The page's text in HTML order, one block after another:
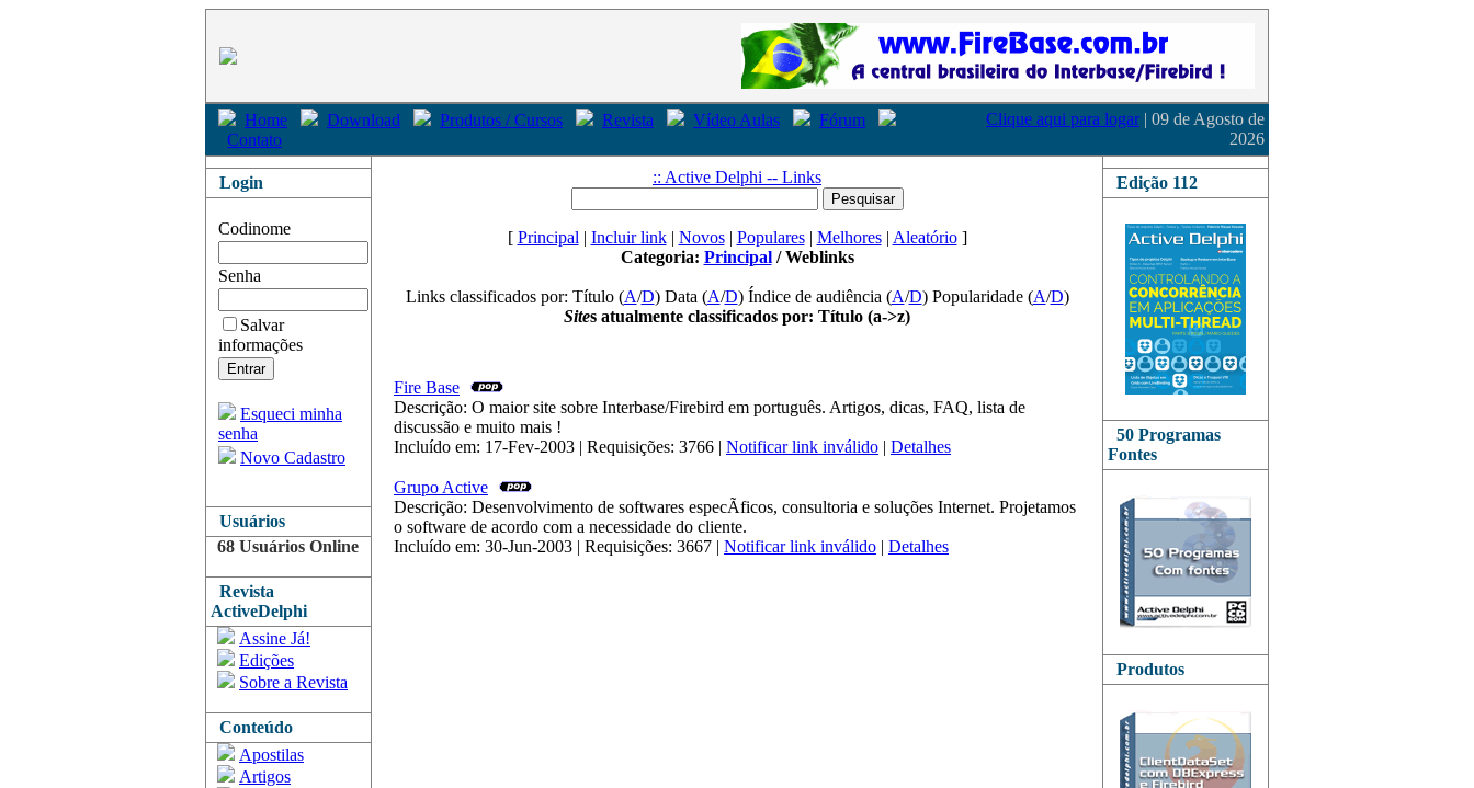
Home Download Produtos / Cursos Revista Vídeo Aulas
Fórum
Contato
Clique aqui para logar | 09 de Agosto de
2026
Login
Codinome
Senha
Salvar
informações
Esqueci minha
senha
Novo Cadastro
Usuários
68 Usuários Online
Revista
ActiveDelphi
Assine Já!
Edições
Sobre a Revista
Conteúdo
Apostilas
Artigos
:: Active Delphi -- Links
[ Principal | Incluir link| Novos| Populares| Melhores| Aleatório]
Categoria: Principal/ Weblinks
Links classificados por: Título (A/D) Data (A/D) Índice de audiência (A/D) Popularidade (A/D)
Sites atualmente classificados por: Título (a->z)
Fire Base
Descrição: O maior site sobre Interbase/Firebird em português. Artigos, dicas, FAQ, lista de
discussão e muito mais !
Incluído em: 17-Fev-2003 | Requisições: 3766 | Notificar link inválido | Detalhes
Grupo Active
Descrição: Desenvolvimento de softwares especÃ­ficos, consultoria e soluções Internet. Projetamos
o software de acordo com a necessidade do cliente.
Incluído em: 30-Jun-2003 | Requisições: 3667 | Notificar link inválido | Detalhes
Edição 112
50 Programas
Fontes
Produtos